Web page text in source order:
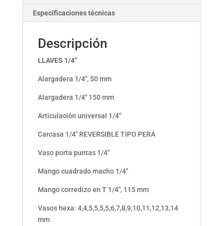
Especificaciones técnicas
Descripción
LLAVES 1/4″
Alargadera 1/4″, 50 mm
Alargadera 1/4″ 150 mm
Articulación universal 1/4″
Carcasa 1/4″ REVERSIBLE TIPO PERA
Vaso porta puntas 1/4″
Mango cuadrado macho 1/4″
Mango corredizo en T 1/4″, 115 mm
Vasos hexa: 4,4,5,5,5,5,6,7,8,9,10,11,12,13,14
mm